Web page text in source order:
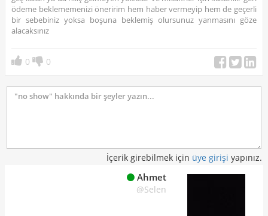
ödeme beklememenizi öneririm hem haber vermeyip hem de geçerli
bir sebebiniz yoksa boşuna beklemiş olursunuz yanmasını göze
alacaksınız
0 0
İçerik girebilmek için üye girişi yapınız.
Ahmet
@Selen